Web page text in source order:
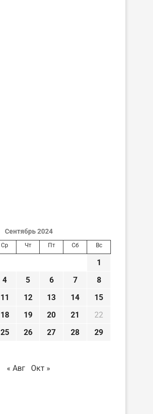
Сентябрь 2024
Ср Чт Пт Сб Вс
1
4 5 6 7
8
11 12 13 14
15
18 19 20 21
22
25 26 27 28
29
« Авг
Окт »